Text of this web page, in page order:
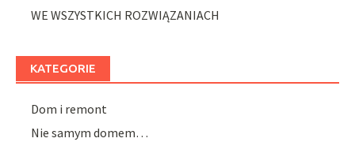
WE WSZYSTKICH ROZWIĄZANIACH
KATEGORIE
Dom i remont
Nie samym domem…